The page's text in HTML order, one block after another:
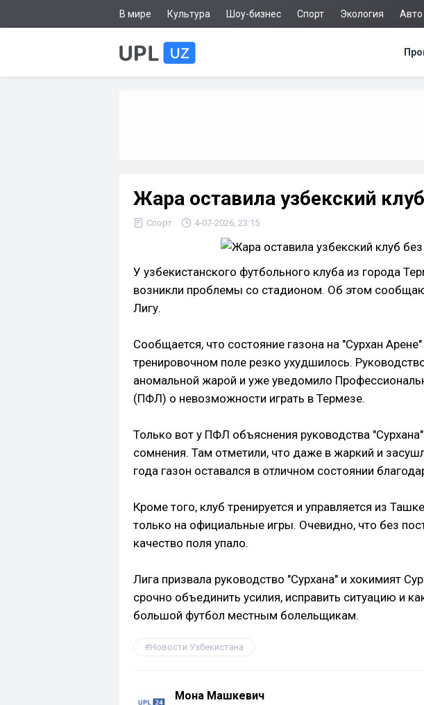
В мире Культура Шоу-бизнес Спорт Экология Авто
Жара оставила узбекский
Спорт 4-07-2026, 23:15
У узбекистанского футбольного клуба из города
возникли проблемы со стадионом. Об этом
Лигу.
Сообщается, что состояние газона на "Сурхан
тренировочном поле резко ухудшилось.
аномальной жарой и уже уведомило
(ПФЛ) о невозможности играть в Термезе.
Только вот у ПФЛ объяснения руководства
сомнения. Там отметили, что даже в жаркий и
года газон оставался в отличном состоянии
Кроме того, клуб тренируется и управляется из
только на официальные игры. Очевидно, что без
качество поля упало.
Лига призвала руководство "Сурхана" и хокимият
срочно объединить усилия, исправить ситуацию и
большой футбол местным болельщикам.
Новости Узбекистана
Мона Машкевич